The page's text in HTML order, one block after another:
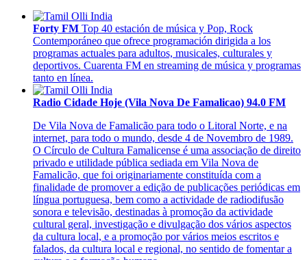
Forty FM Top 40 estación de música y Pop, Rock
Contemporáneo que ofrece programación dirigida a los
programas actuales para adultos, musicales, culturales y
deportivos. Cuarenta FM en streaming de música y programas
tanto en línea.
Radio Cidade Hoje (Vila Nova De Famalicao) 94.0 FM
De Vila Nova de Famalicão para todo o Litoral Norte, e na
internet, para todo o mundo, desde 4 de Novembro de 1989.
O Círculo de Cultura Famalicense é uma associação de direito
privado e utilidade pública sediada em Vila Nova de
Famalicão, que foi originariamente constituída com a
finalidade de promover a edição de publicações periódicas em
língua portuguesa, bem como a actividade de radiodifusão
sonora e televisão, destinadas à promoção da actividade
cultural geral, investigação e divulgação dos vários aspectos
da cultura local, e a promoção por vários meios escritos e
falados, da cultura local e regional, no sentido de fomentar a